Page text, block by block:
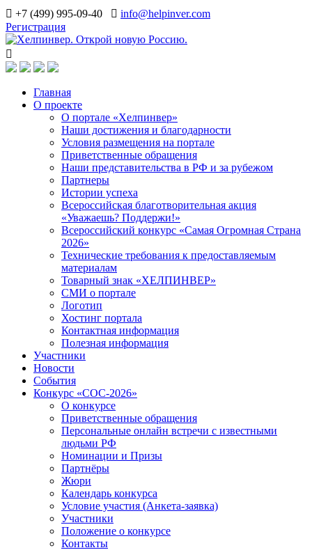
+7 (499) 995-09-40
info@helpinver.com
Регистрация
Главная
О проекте
О портале «Хелпинвер»
Наши достижения и благодарности
Условия размещения на портале
Приветственные обращения
Наши представительства в РФ и за рубежом
Партнеры
Истории успеха
Всероссийская благотворительная акция
«Уважаешь? Поддержи!»
Всероссийский конкурс «Самая Огромная Страна
2026»
Технические требования к предоставляемым
материалам
Товарный знак «ХЕЛПИНВЕР»
СМИ о портале
Логотип
Хостинг портала
Контактная информация
Полезная информация
Участники
Новости
События
Конкурс «СОС-2026»
О конкурсе
Приветственные обращения
Персональные онлайн встречи с известными
людьми РФ
Номинации и Призы
Партнёры
Жюри
Календарь конкурса
Условие участия (Анкета-заявка)
Участники
Положение о конкурсе
Контакты